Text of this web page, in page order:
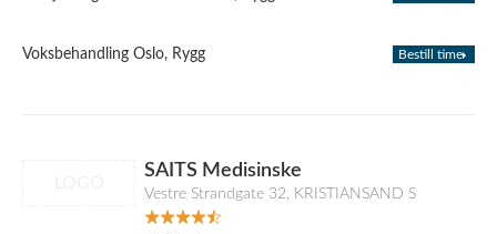
Voksbehandling Oslo, Rygg Bestill time
SAITS Medisinske
Vestre Strandgate 32, KRISTIANSAND S